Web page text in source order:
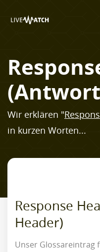
Wir erklären "
in kurzen Worten...
Response
Header)
Unser Glossareintrag